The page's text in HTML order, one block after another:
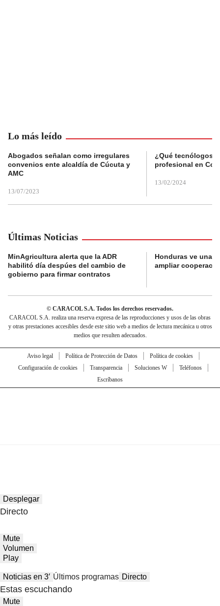
Lo más leído
Abogados señalan como irregulares
convenios ente alcaldía de Cúcuta y
AMC
13/07/2023
¿Qué tecnólogos
profesional en
13/02/2024
Últimas Noticias
MinAgricultura alerta que la ADR
habilitó día despúes del cambio de
gobierno para firmar contratos
Honduras ve una
ampliar
© CARACOL S.A. Todos los derechos reservados.
CARACOL S.A. realiza una reserva expresa de las reproducciones y usos de las obras
y otras prestaciones accesibles desde este sitio web a medios de lectura mecánica u otros
medios que resulten adecuados.
Aviso legal Política de Protección de Datos
Política de cookies
Configuración de cookies
Transparencia Soluciones W
Teléfonos
Escríbanos
Desplegar
Directo
Mute
Volumen
Play
Noticias en 3′ Últimos programas Directo
Estas escuchando
Mute